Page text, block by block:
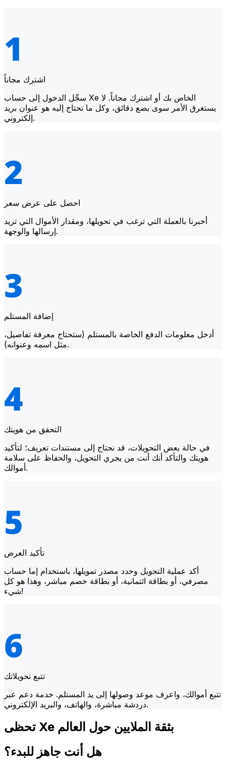
اشترك مجاناً
سجِّل الدخول إلى حساب Xe الخاص بك أو اشترك مجاناً. لا
يستغرق الأمر سوى بضع دقائق، وكل ما تحتاج إليه هو عنوان بريد
إلكتروني.
احصل على عرض سعر
أخبرنا بالعملة التي ترغب في تحويلها، ومقدار الأموال التي تريد
إرسالها والوجهة.
إضافة المستلم
أدخل معلومات الدفع الخاصة بالمستلم (ستحتاج معرفة تفاصيل،
مثل اسمه وعنوانه).
التحقق من هويتك
في حالة بعض التحويلات، قد نحتاج إلى مستندات تعريف؛ لتأكيد
هويتك والتأكد أنك أنت من يجري التحويل، والحفاظ على سلامة
أموالك.
تأكيد العرض
أكد عملية التحويل وحدد مصدر تمويلها، باستخدام إما حساب
مصرفي، أو بطاقة ائتمانية، أو بطاقة خصم مباشر، وهذا هو كل
شيء!
تتبع تحويلاتك
تتبع أموالك، واعرف موعد وصولها إلى يد المستلم. خدمة دعم عبر
دردشة مباشرة، والهاتف، والبريد الإلكتروني.
تحظى Xe بثقة الملايين حول العالم
هل أنت جاهز للبدء؟